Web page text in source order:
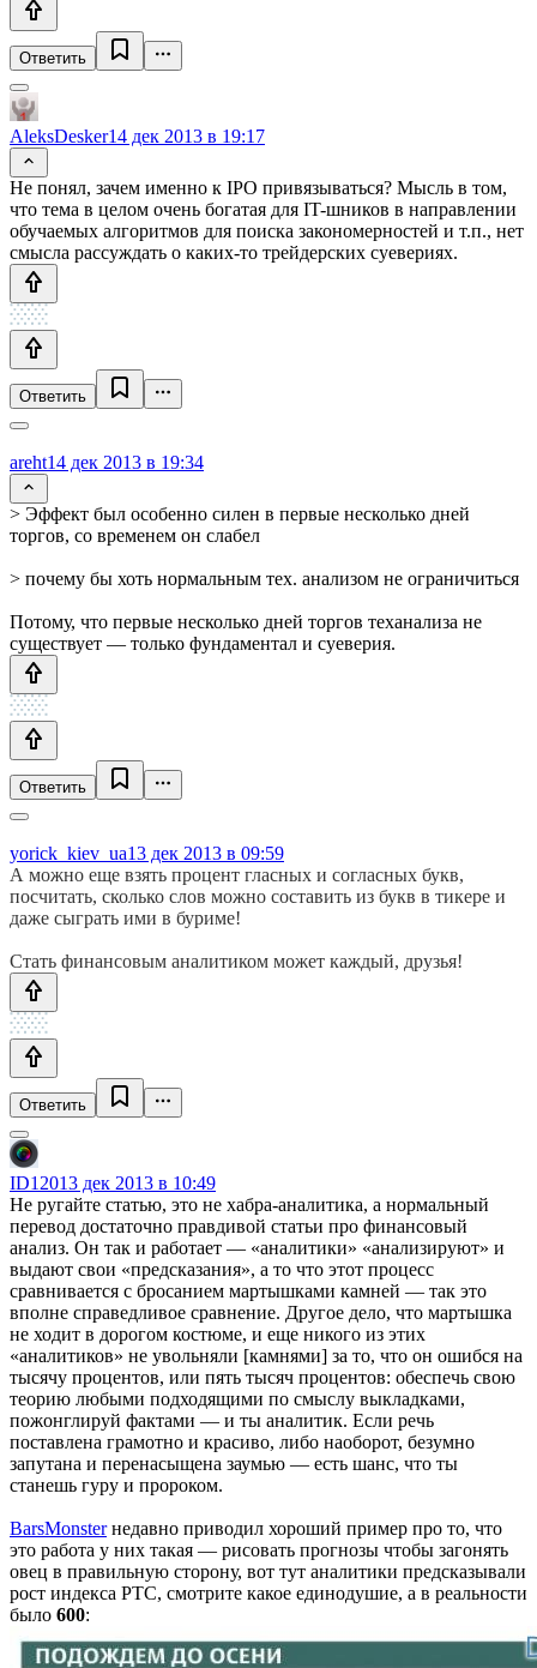
Ответить
AleksDesker14 дек 2013 в 19:17
Не понял, зачем именно к IPO привязываться? Мысль в том,
что тема в целом очень богатая для IT-шников в направлении
обучаемых алгоритмов для поиска закономерностей и т.п., нет
смысла рассуждать о каких-то трейдерских суевериях.
Ответить
areht14 дек 2013 в 19:34
> Эффект был особенно силен в первые несколько дней
торгов, со временем он слабел
> почему бы хоть нормальным тех. анализом не ограничиться
Потому, что первые несколько дней торгов теханализа не
существует — только фундаментал и суеверия.
Ответить
yorick_kiev_ua13 дек 2013 в 09:59
А можно еще взять процент гласных и согласных букв,
посчитать, сколько слов можно составить из букв в тикере и
даже сыграть ими в буриме!
Стать финансовым аналитиком может каждый, друзья!
Ответить
ID12013 дек 2013 в 10:49
Не ругайте статью, это не хабра-аналитика, а нормальный
перевод достаточно правдивой статьи про финансовый
анализ. Он так и работает — «аналитики» «анализируют» и
выдают свои «предсказания», а то что этот процесс
сравнивается с бросанием мартышками камней — так это
вполне справедливое сравнение. Другое дело, что мартышка
не ходит в дорогом костюме, и еще никого из этих
«аналитиков» не увольняли [камнями] за то, что он ошибся на
тысячу процентов, или пять тысяч процентов: обеспечь свою
теорию любыми подходящими по смыслу выкладками,
пожонглируй фактами — и ты аналитик. Если речь
поставлена грамотно и красиво, либо наоборот, безумно
запутана и перенасыщена заумью — есть шанс, что ты
станешь гуру и пророком.
BarsMonsterнедавно приводил хороший пример про то, что
это работа у них такая — рисовать прогнозы чтобы загонять
овец в правильную сторону, вот тут аналитики предсказывали
рост индекса РТС, смотрите какое единодушие, а в реальности
было 600: